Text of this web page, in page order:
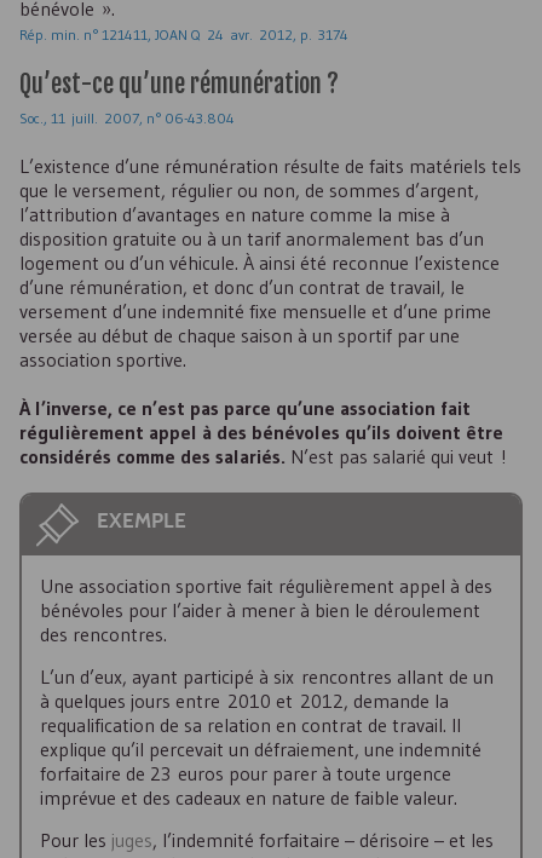
bénévole ».
Rép. min. n° 121411, JOAN Q 24 avr. 2012, p. 3174
Qu’est-ce qu’une rémunération ?
Soc., 11 juill. 2007, n° 06-43.804
L’existence d’une rémunération résulte de faits matériels tels
que le versement, régulier ou non, de sommes d’argent,
l’attribution d’avantages en nature comme la mise à
disposition gratuite ou à un tarif anormalement bas d’un
logement ou d’un véhicule. À ainsi été reconnue l’existence
d’une rémunération, et donc d’un contrat de travail, le
versement d’une indemnité fixe mensuelle et d’une prime
versée au début de chaque saison à un sportif par une
association sportive.
À l’inverse, ce n’est pas parce qu’une association fait
régulièrement appel à des bénévoles qu’ils doivent être
considérés comme des salariés. N’est pas salarié qui veut !
EXEMPLE
Une association sportive fait régulièrement appel à des
bénévoles pour l’aider à mener à bien le déroulement
des rencontres.
L’un d’eux, ayant participé à six rencontres allant de un
à quelques jours entre 2010 et 2012, demande la
requalification de sa relation en contrat de travail. Il
explique qu’il percevait un défraiement, une indemnité
forfaitaire de 23 euros pour parer à toute urgence
imprévue et des cadeaux en nature de faible valeur.
Pour les juges, l’indemnité forfaitaire – dérisoire – et les